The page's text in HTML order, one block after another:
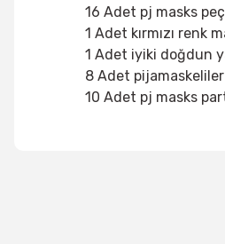
16 Adet pj masks
1 Adet kırmızı renk
1 Adet iyiki doğdun
8 Adet pijamaskeliler
10 Adet pj masks